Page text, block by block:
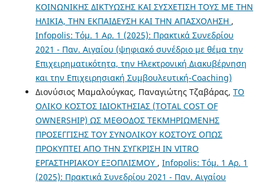
ΚΟΙΝΩΝΙΚΗΣ ΔΙΚΤΥΩΣΗΣ ΚΑΙ ΣΥΣΧΕΤΙΣΗ ΤΟΥΣ ΜΕ ΤΗΝ
ΗΛΙΚΙΑ, ΤΗΝ ΕΚΠΑΙΔΕΥΣΗ ΚΑΙ ΤΗΝ ΑΠΑΣΧΟΛΗΣΗ ,
Infopolis: Τόμ. 1 Αρ. 1 (2025): Πρακτικά Συνεδρίου
2021 - Παν. Αιγαίου (ψηφιακό συνέδριο με θέμα την
Επιχειρηματικότητα, την Ηλεκτρονική Διακυβέρνηση
και την Επιχειρησιακή Συμβουλευτική-Coaching)
Διονύσιος Μαμαλούγκας, Παναγιώτης Τζαβάρας, ΤΟ
ΟΛΙΚΟ ΚΟΣΤΟΣ ΙΔΙΟΚΤΗΣΙΑΣ (TOTAL COST OF
OWNERSHIP) ΩΣ ΜΕΘΟΔΟΣ ΤΕΚΜΗΡΙΩΜΕΝΗΣ
ΠΡΟΣΕΓΓΙΣΗΣ ΤΟΥ ΣΥΝΟΛΙΚΟΥ ΚΟΣΤΟΥΣ ΟΠΩΣ
ΠΡΟΚΥΠΤΕΙ ΑΠΟ ΤΗΝ ΣΥΓΚΡΙΣΗ IN VITRO
ΕΡΓΑΣΤΗΡΙΑΚΟΥ ΕΞΟΠΛΙΣΜΟΥ , Infopolis: Τόμ. 1 Αρ. 1
(2025): Πρακτικά Συνεδρίου 2021 - Παν. Αιγαίου